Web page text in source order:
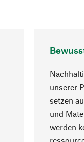
unserer
setzen
und
werden